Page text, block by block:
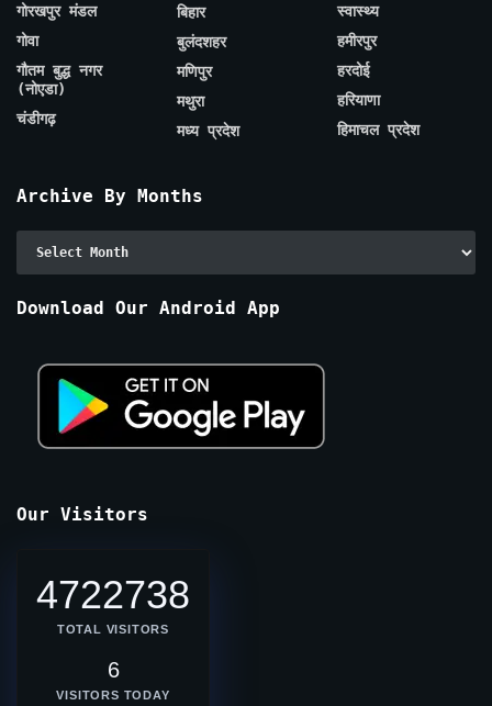
गोरखपुर मंडल
गोवा
गौतम बुद्ध नगर
(नोएडा)
चंडीगढ़
बिहार
बुलंदशहर
मणिपुर
मथुरा
मध्य प्रदेश
स्वास्थ्य
हमीरपुर
हरदोई
हरियाणा
हिमाचल प्रदेश
Archive By Months
Download Our Android App
Our Visitors
4722738
TOTAL VISITORS
6
VISITORS TODAY